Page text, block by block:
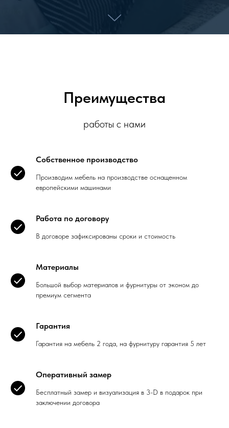
Преимущества
работы с нами
Собственное производство
Производим мебель на производстве оснащенном
европейскими машинами
Работа по договору
В договоре зафиксированы сроки и стоимость
Материалы
Большой выбор материалов и фурнитуры от эконом до
премиум сегмента
Гарантия
Гарантия на мебель 2 года, на фурнитуру гарантия 5 лет
Оперативный замер
Бесплатный замер и визуализация в 3-D в подарок при
заключении договора